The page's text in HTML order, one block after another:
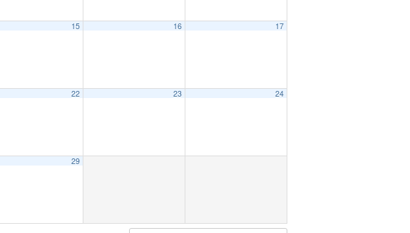
15 16 17
22 23 24
29